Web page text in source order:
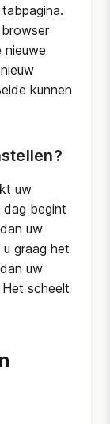
kunnen
uw
dag begint
uw
graag het
uw
scheelt